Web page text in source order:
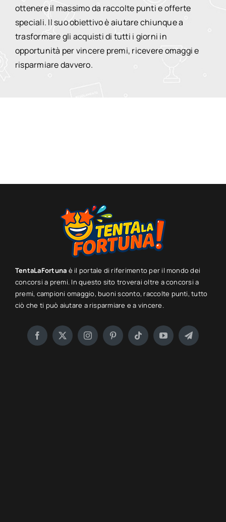
ottenere il massimo da raccolte punti e offerte
speciali. Il suo obiettivo è aiutare chiunque a
trasformare gli acquisti di tutti i giorni in
opportunità per vincere premi, ricevere omaggi e
risparmiare davvero.
TentaLaFortuna è il portale di riferimento per il mondo dei
concorsi a premi. In questo sito troverai oltre a concorsi a
premi, campioni omaggio, buoni sconto, raccolte punti, tutto
ciò che ti può aiutare a risparmiare e a vincere.